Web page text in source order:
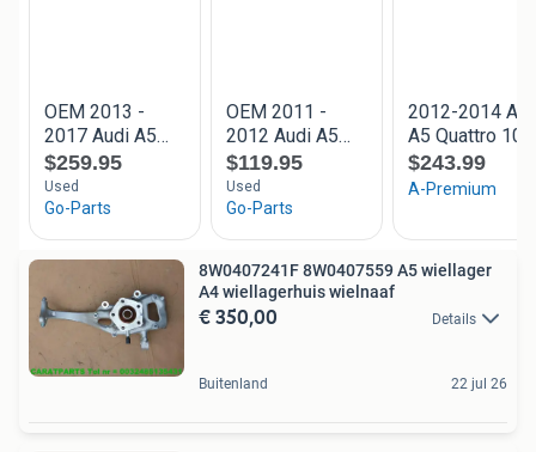
8W0407241F 8W0407559 A5 wiellager
A4 wiellagerhuis wielnaaf
€ 350,00 Details
Buitenland 22 jul 26